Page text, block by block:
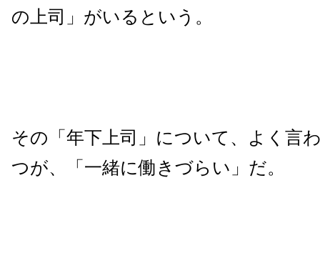
の上司」がいるという。
その「年下上司」について、よく言
つが、「一緒に働きづらい」だ。